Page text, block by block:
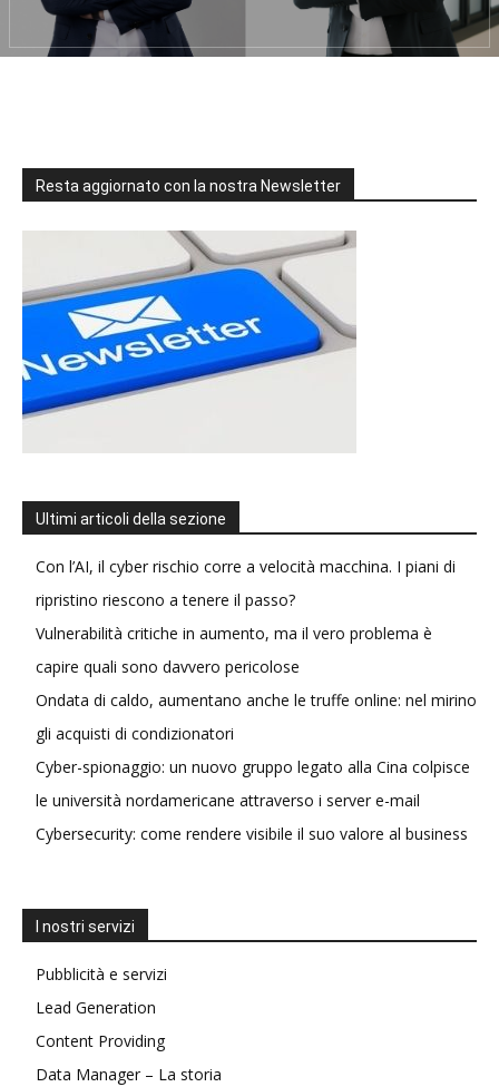
Resta aggiornato con la nostra Newsletter
Ultimi articoli della sezione
Con l’AI, il cyber rischio corre a velocità macchina. I piani di
ripristino riescono a tenere il passo?
Vulnerabilità critiche in aumento, ma il vero problema è
capire quali sono davvero pericolose
Ondata di caldo, aumentano anche le truffe online: nel mirino
gli acquisti di condizionatori
Cyber-spionaggio: un nuovo gruppo legato alla Cina colpisce
le università nordamericane attraverso i server e-mail
Cybersecurity: come rendere visibile il suo valore al business
I nostri servizi
Pubblicità e servizi
Lead Generation
Content Providing
Data Manager – La storia